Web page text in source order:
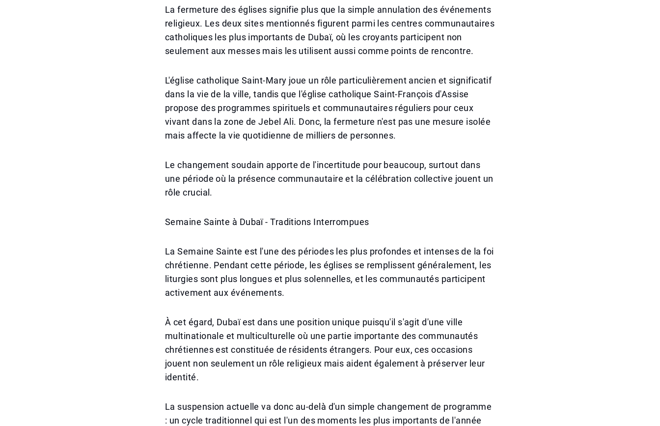
La fermeture des églises signifie plus que la simple annulation des événements
religieux. Les deux sites mentionnés figurent parmi les centres communautaires
catholiques les plus importants de Dubaï, où les croyants participent non
seulement aux messes mais les utilisent aussi comme points de rencontre.
L'église catholique Saint-Mary joue un rôle particulièrement ancien et significatif
dans la vie de la ville, tandis que l'église catholique Saint-François d'Assise
propose des programmes spirituels et communautaires réguliers pour ceux
vivant dans la zone de Jebel Ali. Donc, la fermeture n'est pas une mesure isolée
mais affecte la vie quotidienne de milliers de personnes.
Le changement soudain apporte de l'incertitude pour beaucoup, surtout dans
une période où la présence communautaire et la célébration collective jouent un
rôle crucial.
Semaine Sainte à Dubaï - Traditions Interrompues
La Semaine Sainte est l'une des périodes les plus profondes et intenses de la foi
chrétienne. Pendant cette période, les églises se remplissent généralement, les
liturgies sont plus longues et plus solennelles, et les communautés participent
activement aux événements.
À cet égard, Dubaï est dans une position unique puisqu'il s'agit d'une ville
multinationale et multiculturelle où une partie importante des communautés
chrétiennes est constituée de résidents étrangers. Pour eux, ces occasions
jouent non seulement un rôle religieux mais aident également à préserver leur
identité.
La suspension actuelle va donc au-delà d'un simple changement de programme
: un cycle traditionnel qui est l'un des moments les plus importants de l'année